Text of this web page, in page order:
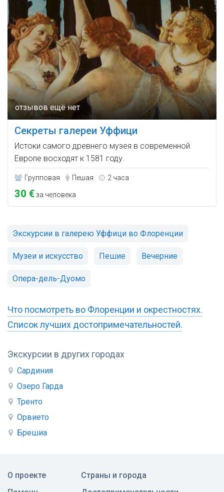
Экскурсии в других городах
Сардиния
Озеро Гарда
Тренто
Орвието
Брешиа
Секреты галереи Уффици
Истоки самого древнего музея в современной
Европе восходят к 1581 году.
Групповая Пешая 2 часа
30 €за человека
Экскурсии в галерею Уффици во Флоренции
Музеи и искусство Пешие Вечерние
Опера-дель-Дуомо
Что посмотреть во Флоренции и окрестностях.
Список лучших достопримечательностей.
О проекте
Страны и города